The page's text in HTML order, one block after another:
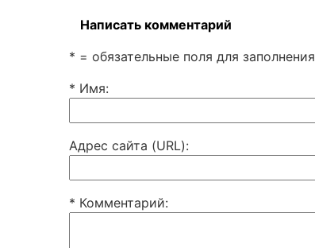
Написать комментарий
* = обязательные поля для заполнения
* Имя:
Адрес сайта (URL):
* Комментарий: